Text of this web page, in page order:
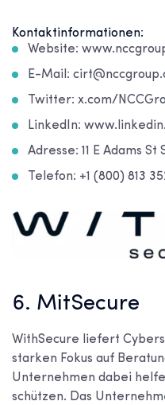
Kontaktinformationen:
Website:
E-Mail:
Twitter: x.com/
LinkedIn:
Adresse: 11 E Adams
Telefon: +1 (800) 813
6. MitSecure
WithSecure liefert
starken Fokus auf
Unternehmen dabei
schützen. Das